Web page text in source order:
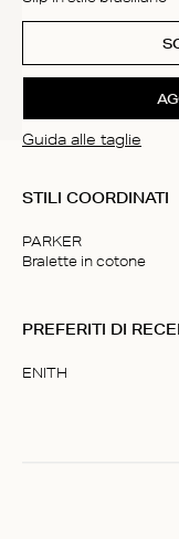
Guida alle taglie
STILI COORDINATI
PARKER
Bralette in cotone
of
PREFERITI DI
ENITH